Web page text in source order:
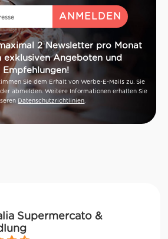
2 Newsletter pro Monat
exklusiven Angeboten und
Empfehlungen!
Sie dem Erhalt von Werbe-E-Mails zu. Sie
abmelden. Weitere Informationen erhalten Sie
Datenschutzrichtlinien
Supermercato &